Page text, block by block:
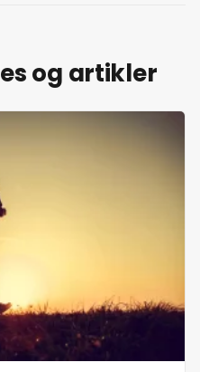
og artikler